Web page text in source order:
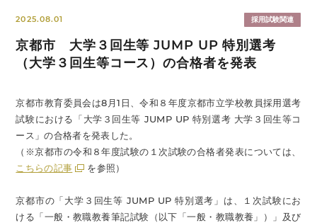
2025.08.01 採用試験関連
京都市 大学３回生等 JUMP UP 特別選考
（大学３回生等コース）の合格者を発表
京都市教育委員会は8月1日、令和８年度京都市立学校教員採用選考
試験における「大学３回生等 JUMP UP 特別選考 大学３回生等コ
ース」の合格者を発表した。
（※京都市の令和８年度試験の１次試験の合格者発表については、
こちらの記事
を参照）
京都市の「大学３回生等 JUMP UP 特別選考」は、１次試験にお
ける「一般・教職教養筆記試験（以下「一般・教職教養」）」及び